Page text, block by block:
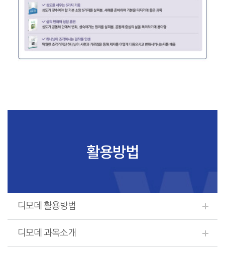
활용방법
디모데 활용방법
디모데 과목소개